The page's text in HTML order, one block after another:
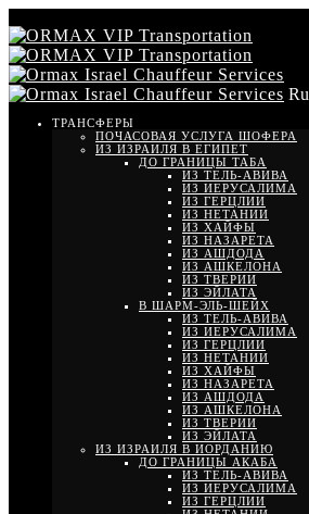
Ru
ТРАНСФЕРЫ
ПОЧАСОВАЯ УСЛУГА ШОФЕРА
ИЗ ИЗРАИЛЯ В ЕГИПЕТ
ДО ГРАНИЦЫ ТАБА
ИЗ ТЕЛЬ-АВИВА
ИЗ ИЕРУСАЛИМА
ИЗ ГЕРЦЛИИ
ИЗ НЕТАНИИ
ИЗ ХАЙФЫ
ИЗ НАЗАРЕТА
ИЗ АШДОДА
ИЗ АШКЕЛОНА
ИЗ ТВЕРИИ
ИЗ ЭЙЛАТА
В ШАРМ-ЭЛЬ-ШЕЙХ
ИЗ ТЕЛЬ-АВИВА
ИЗ ИЕРУСАЛИМА
ИЗ ГЕРЦЛИИ
ИЗ НЕТАНИИ
ИЗ ХАЙФЫ
ИЗ НАЗАРЕТА
ИЗ АШДОДА
ИЗ АШКЕЛОНА
ИЗ ТВЕРИИ
ИЗ ЭЙЛАТА
ИЗ ИЗРАИЛЯ В ИОРДАНИЮ
ДО ГРАНИЦЫ АКАБА
ИЗ ТЕЛЬ-АВИВА
ИЗ ИЕРУСАЛИМА
ИЗ ГЕРЦЛИИ